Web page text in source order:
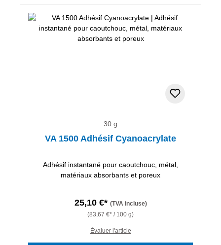
30 g
VA 1500 Adhésif Cyanoacrylate
Adhésif instantané pour caoutchouc, métal,
matériaux absorbants et poreux
25,10 €* (TVA incluse)
(83,67 €* / 100 g)
Évaluer l'article